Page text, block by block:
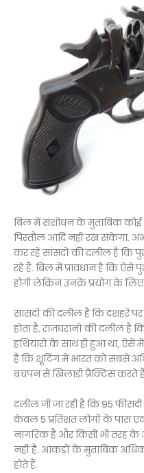
बिल में संशोधन के मुताबिक
पिस्तौल आदि नहीं रख सकेगा.
कर रहे सांसदों की दलील है कि
रहे हैं. बिल में प्रावधान है कि ऐसे
होगी लेकिन उनके प्रयोग के
सांसदों की दलील है कि दशहरे पर
होता है. राजघरानों की दलील है
हथियारों के साथ ही हुआ था, ऐसे
है कि शूटिंग में भारत को सबसे
बचपन से खिलाड़ी प्रैक्टिस करते
दलील जी जा रही है कि 95
केवल 5 प्रतिशत लोगों के पास
नागरिक हैं और किसी भी तरह के
नहीं है. आंकड़ों के मुताबिक
होते हैं.